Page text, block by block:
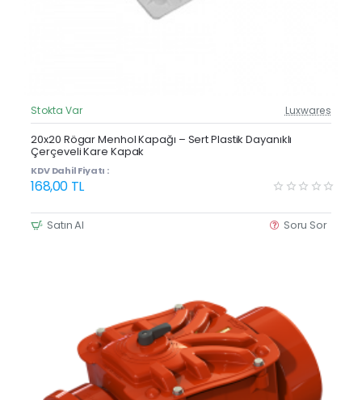
Güncel Fiyat
Stokta Var Luxwares
20x20 Rögar Menhol Kapağı – Sert Plastik Dayanıklı
Çerçeveli Kare Kapak
KDV Dahil Fiyatı :
168,00 TL
Satın Al Soru Sor